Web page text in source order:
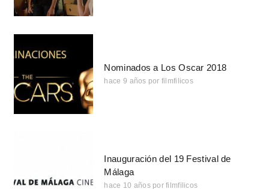
Nominados a Los Oscar 2018
hace 9 años por filmfilicos
Inauguración del 19 Festival de
Málaga
hace 10 años por filmfilicos